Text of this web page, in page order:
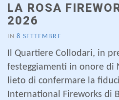
LA ROSA
2026
IN8 SETTEMBRE
Il Quartiere Collodari, in
festeggiamenti in onore di
lieto di confermare la
International Fireworks di